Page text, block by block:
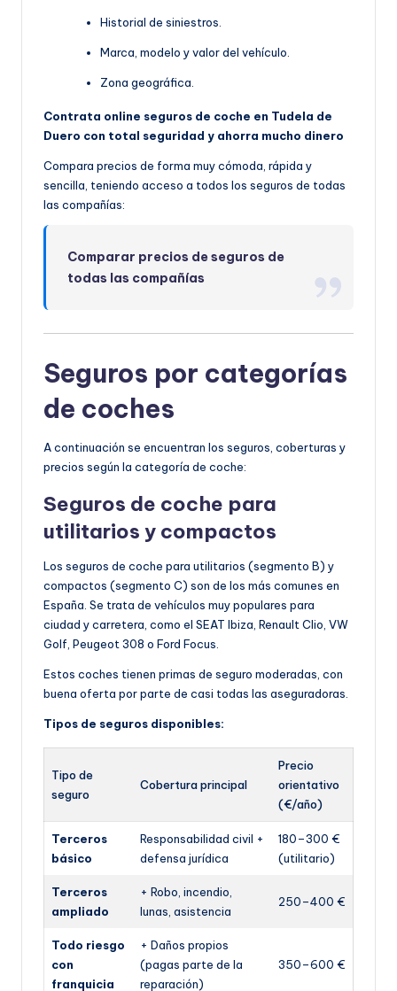
Historial de siniestros.
Marca, modelo y valor del vehículo.
Zona geográfica.
Contrata online seguros de coche en Tudela de
Duero con total seguridad y ahorra mucho dinero
Compara precios de forma muy cómoda, rápida y
sencilla, teniendo acceso a todos los seguros de todas
las compañías:
Comparar precios de seguros de
todas las compañías
Seguros por categorías
de coches
A continuación se encuentran los seguros, coberturas y
precios según la categoría de coche:
Seguros de coche para
utilitarios y compactos
Los seguros de coche para utilitarios (segmento B) y
compactos (segmento C) son de los más comunes en
España. Se trata de vehículos muy populares para
ciudad y carretera, como el SEAT Ibiza, Renault Clio, VW
Golf, Peugeot 308 o Ford Focus.
Estos coches tienen primas de seguro moderadas, con
buena oferta por parte de casi todas las aseguradoras.
Tipos de seguros disponibles:
Tipo de
seguro
Cobertura principal
Precio
orientativo
(€/año)
Terceros
básico
Responsabilidad civil +
defensa jurídica
180–300 €
(utilitario)
Terceros
ampliado
+ Robo, incendio,
lunas, asistencia
250–400 €
Todo riesgo
con
franquicia
+ Daños propios
(pagas parte de la
reparación)
350–600 €